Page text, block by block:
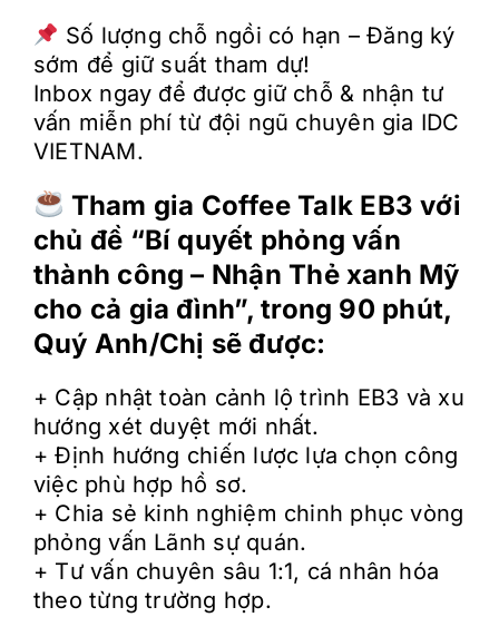
Số lượng chỗ ngồi có hạn – Đăng ký
sớm để giữ suất tham dự!
Inbox ngay để được giữ chỗ & nhận tư
vấn miễn phí từ đội ngũ chuyên gia IDC
VIETNAM.
Tham gia Coffee Talk EB3 với
chủ đề “Bí quyết phỏng vấn
thành công – Nhận Thẻ xanh Mỹ
cho cả gia đình”, trong 90 phút,
Quý Anh/Chị sẽ được:
+ Cập nhật toàn cảnh lộ trình EB3 và xu
hướng xét duyệt mới nhất.
+ Định hướng chiến lược lựa chọn công
việc phù hợp hồ sơ.
+ Chia sẻ kinh nghiệm chinh phục vòng
phỏng vấn Lãnh sự quán.
+ Tư vấn chuyên sâu 1:1, cá nhân hóa
theo từng trường hợp.